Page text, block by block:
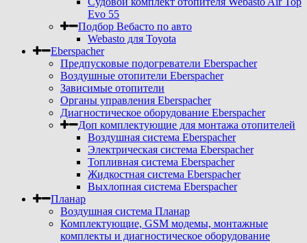
Evo 55
Подбор Вебасто по авто
Webasto для Toyota
Eberspacher
Предпусковые подогреватели Eberspacher
Воздушные отопители Eberspacher
Зависимые отопители
Органы управления Eberspacher
Диагностическое оборудование Eberspacher
Доп комплектующие для монтажа отопителей
Воздушная система Eberspacher
Электрическая система Eberspacher
Топливная система Eberspacher
Жидкостная система Eberspacher
Выхлопная система Eberspacher
Планар
Воздушная система Планар
Комплектующие, GSM модемы, монтажные
комплекты и диагностическое оборудование